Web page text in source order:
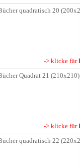
quadratisch 20
-> klicke für
Quadrat 21 (210x210)
-> klicke für
quadratisch 22